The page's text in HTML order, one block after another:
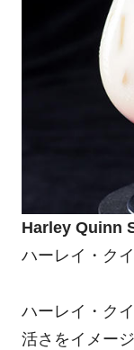
Harley Quinn
ハーレイ・ク
ハーレイ・ク
活さをイメー